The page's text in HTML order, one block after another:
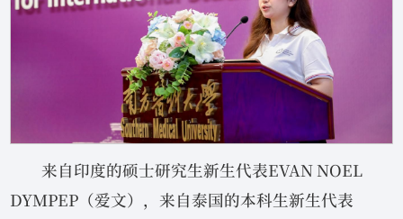
来自印度的硕士研究生新生代表EVAN NOEL
DYMPEP（爱文），来自泰国的本科生新生代表